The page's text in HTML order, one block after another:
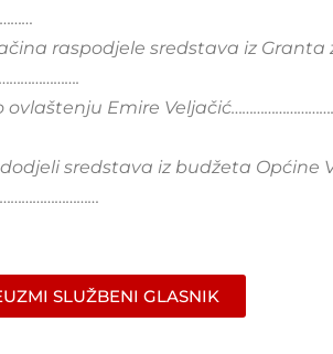
raspodjele sredstava iz Granta
ovlaštenju Emire
sredstava iz budžeta Općine
SLUŽBENI GLASNIK